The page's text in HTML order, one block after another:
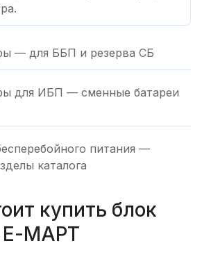
— для ББП и резерва СБ
для ИБП — сменные батареи
питания —
каталога
купить блок
Е-МАРТ